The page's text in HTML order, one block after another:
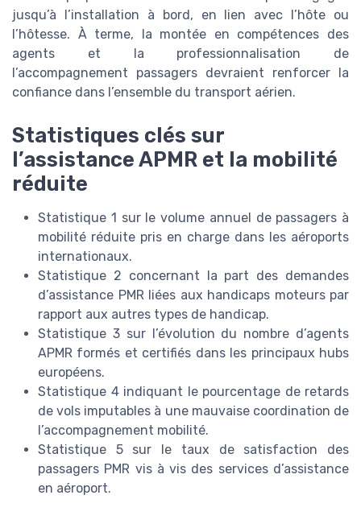
jusqu’à l’installation à bord, en lien avec l’hôte ou
l’hôtesse. À terme, la montée en compétences des
agents et la professionnalisation de
l’accompagnement passagers devraient renforcer la
confiance dans l’ensemble du transport aérien.
Statistiques clés sur
l’assistance APMR et la mobilité
réduite
Statistique 1 sur le volume annuel de passagers à
mobilité réduite pris en charge dans les aéroports
internationaux.
Statistique 2 concernant la part des demandes
d’assistance PMR liées aux handicaps moteurs par
rapport aux autres types de handicap.
Statistique 3 sur l’évolution du nombre d’agents
APMR formés et certifiés dans les principaux hubs
européens.
Statistique 4 indiquant le pourcentage de retards
de vols imputables à une mauvaise coordination de
l’accompagnement mobilité.
Statistique 5 sur le taux de satisfaction des
passagers PMR vis à vis des services d’assistance
en aéroport.